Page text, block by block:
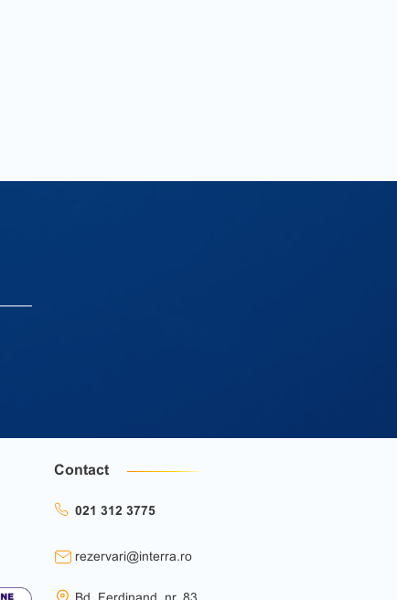
Contact
021 312 3775
rezervari@interra.ro